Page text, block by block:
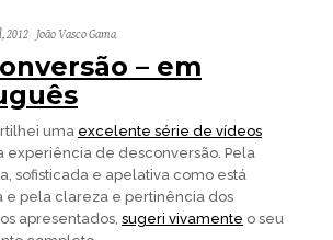
2012 João Vasco Gama
– em
uma excelente série de vídeos
experiência de desconversão. Pela
sofisticada e apelativa como está
e pela clareza e pertinência dos
apresentados, sugeri vivamente o seu